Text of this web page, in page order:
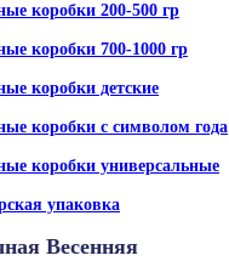
коробки 200-500 гр
коробки 700-1000 гр
коробки детские
коробки с символом года
коробки универсальные
упаковка
Весенняя